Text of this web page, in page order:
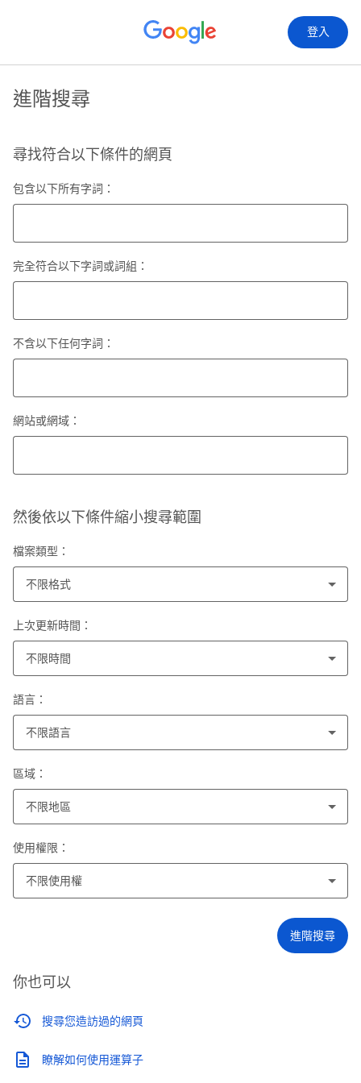
登入
進階搜尋
尋找符合以下條件的網頁
包含以下所有字詞：
完全符合以下字詞或詞組：
不含以下任何字詞：
網站或網域：
然後依以下條件縮小搜尋範圍
檔案類型：
不限格式
上次更新時間：
不限時間
語言：
不限語言
區域：
不限地區
使用權限：
不限使用權
進階搜尋
你也可以
搜尋您造訪過的網頁
瞭解如何使用運算子